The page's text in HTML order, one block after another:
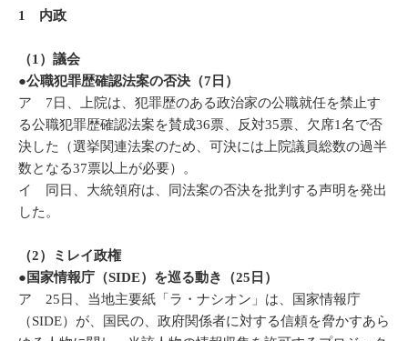
1 内政
（1）議会
●公職犯罪歴確認法案の否決（7日）
ア 7日、上院は、犯罪歴のある政治家の公職就任を禁止す
る公職犯罪歴確認法案を賛成36票、反対35票、欠席1名で否
決した（選挙関連法案のため、可決には上院議員総数の過半
数となる37票以上が必要）。
イ 同日、大統領府は、同法案の否決を批判する声明を発出
した。
（2）ミレイ政権
●国家情報庁（SIDE）を巡る動き（25日）
ア 25日、当地主要紙「ラ・ナシオン」は、国家情報庁
（SIDE）が、国民の、政府関係者に対する信頼を脅かすあら